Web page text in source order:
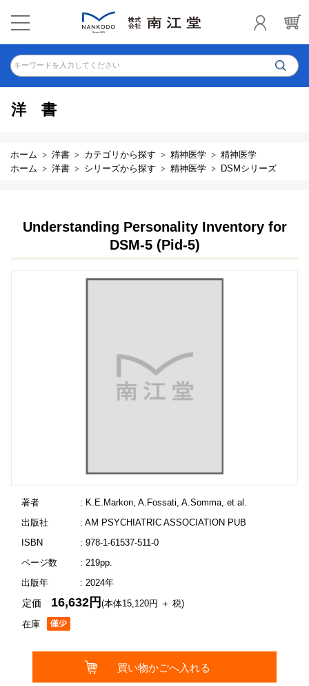
キーワードを入力してください
洋書
ホーム 洋書 カテゴリから探す 精神医学
精神医学
ホーム
洋書 シリーズから探す 精神医学 DSMシリーズ
Understanding Personality Inventory for
DSM-5 (Pid-5)
著者
: K.E.Markon, A.Fossati, A.Somma, et al.
出版社
: AM PSYCHIATRIC ASSOCIATION PUB
ISBN
: 978-1-61537-511-0
ページ数
: 219pp.
出版年
: 2024年
在庫
定価 16,632円(本体15,120円 ＋ 税)